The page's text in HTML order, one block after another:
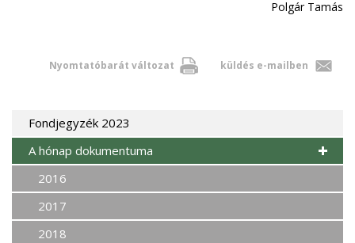
Polgár Tamás
Nyomtatóbarát változat küldés e-mailben
Fondjegyzék 2023
A hónap dokumentuma
2016
2017
2018